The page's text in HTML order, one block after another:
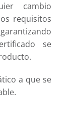
cambio
requisitos
se
a que se